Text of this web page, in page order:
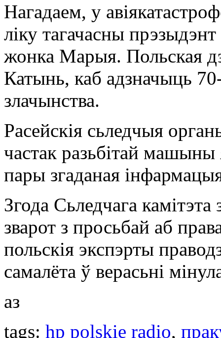
Нагадаем, у
ліку тагачасны
жонка Марыя. Польская
Катынь, каб адзначыць
злачынства.
Расейскія сьледчыя
частак разьбітай машыны
пары згаданая
Згода Сьледчага
зварот з просьбай аб
польскія экспэрты
самалёта ў верасьні
аз
tags: hp polskie radio,